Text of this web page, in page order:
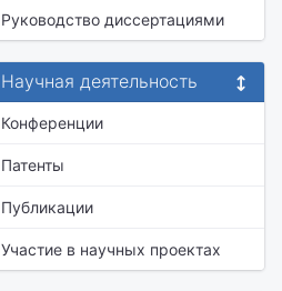
Руководство диссертациями
Научная деятельность
Конференции
Патенты
Публикации
Участие в научных проектах